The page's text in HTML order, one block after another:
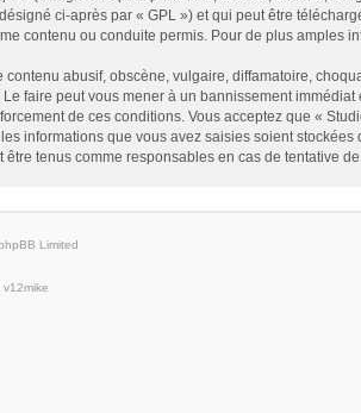
ci-après par « GPL ») et qui peut être
contenu ou conduite permis. Pour de plus amples
abusif, obscène, vulgaire, diffamatoire,
faire peut vous mener à un bannissement
de ces conditions. Vous acceptez que «
informations que vous avez saisies soient
tenus comme responsables en cas de tentative
Limited